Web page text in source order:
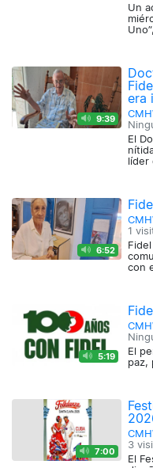
Un
9:39
era
El
líder
6:52
1
con
5:19
El
paz,
7:00
3
El